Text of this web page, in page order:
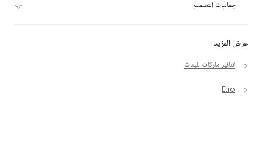
عرض المزيد
تنانير ماركات للبنات
Etro
جماليات التصميم